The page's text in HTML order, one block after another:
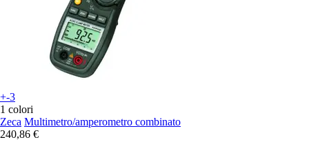
+-3
1 colori
Zeca Multimetro/amperometro combinato
240,86 €